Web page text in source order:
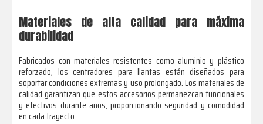
Materiales de alta calidad para máxima
durabilidad
Fabricados con materiales resistentes como aluminio y plástico
reforzado, los centradores para llantas están diseñados para
soportar condiciones extremas y uso prolongado. Los materiales de
calidad garantizan que estos accesorios permanezcan funcionales
y efectivos durante años, proporcionando seguridad y comodidad
en cada trayecto.